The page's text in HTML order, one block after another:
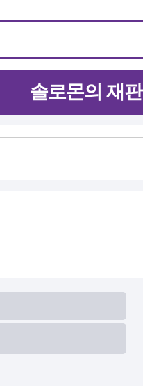
솔로몬의 재판